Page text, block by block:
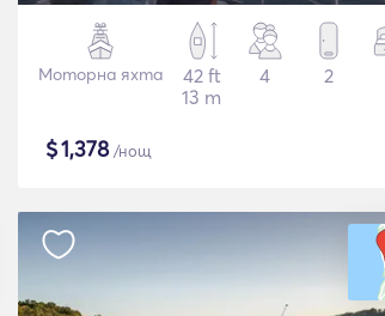
Моторна яхта
42 ft
13 m
4 2
$1,378/нощ